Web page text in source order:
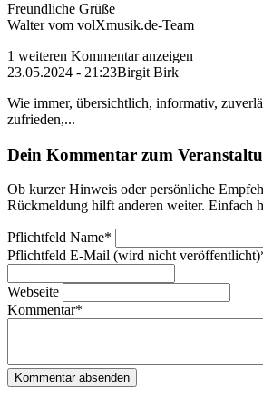
Freundliche Grüße
Walter vom volXmusik.de-Team
1 weiteren Kommentar anzeigen
23.05.2024 - 21:23Birgit Birk
Wie immer, übersichtlich, informativ,
zufrieden,...
Dein Kommentar zum
Ob kurzer Hinweis oder persönliche
Rückmeldung hilft anderen weiter. Einfach
Pflichtfeld Name*
Pflichtfeld E-Mail (wird nicht veröffentlicht)
Webseite
Kommentar*